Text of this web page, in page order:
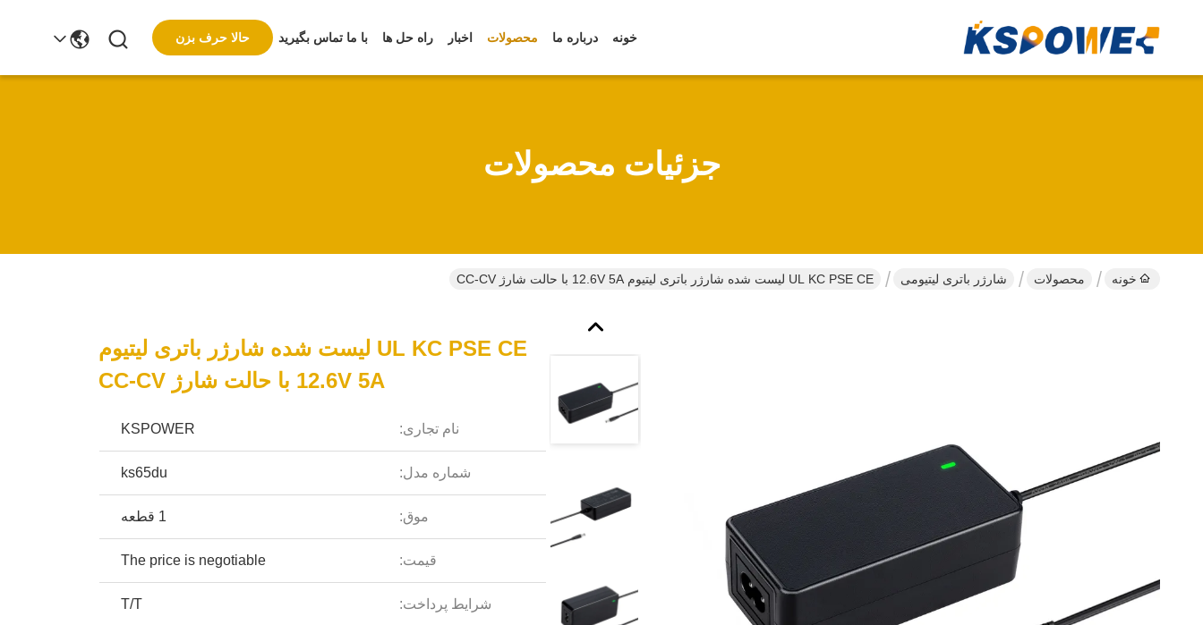
خونه درباره ما محصولات اخبار راه حل ها با ما تماس بگیرید حالا حرف بزن
جزئیات محصولات
خونه محصولات شارژر باتری لیتیومی UL KC PSE CE لیست شده شارژر باتری لیتیوم 12.6V 5A با حالت شارژ CC-CV
UL KC PSE CE لیست شده شارژر باتری لیتیوم
12.6V 5A با حالت شارژ CC-CV
نام تجاری: KSPOWER
شماره مدل: ks65du
موق: 1 قطعه
قیمت: The price is negotiable
شرایط پرداخت: T/T